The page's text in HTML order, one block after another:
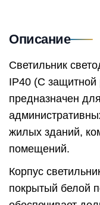
Описание
Светильник
IP40 (С
предназначен
жилых зданий,
помещений.
Корпус
покрытый белой